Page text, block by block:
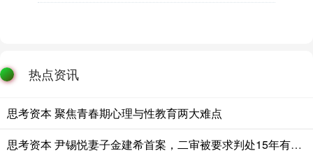
热点资讯
思考资本 聚焦青春期心理与性教育两大难点
思考资本 尹锡悦妻子金建希首案，二审被要求判处15年有期徒刑